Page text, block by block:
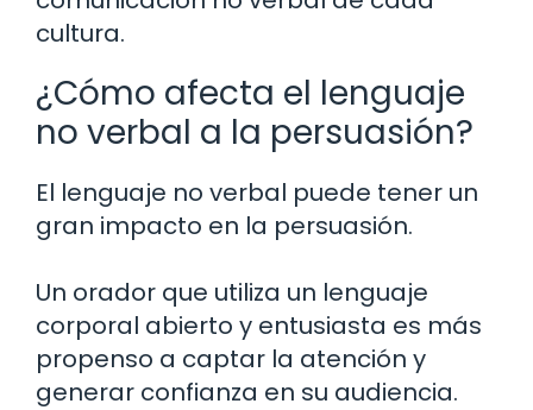
cultura.
¿Cómo afecta el lenguaje
no verbal a la persuasión?
El lenguaje no verbal puede tener un
gran impacto en la persuasión.
Un orador que utiliza un lenguaje
corporal abierto y entusiasta es más
propenso a captar la atención y
generar confianza en su audiencia.